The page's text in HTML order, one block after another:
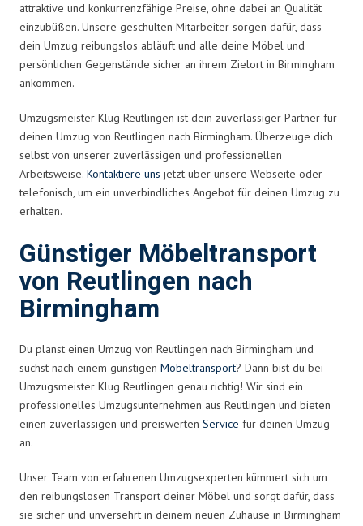
attraktive und konkurrenzfähige Preise, ohne dabei an Qualität
einzubüßen. Unsere geschulten Mitarbeiter sorgen dafür, dass
dein Umzug reibungslos abläuft und alle deine Möbel und
persönlichen Gegenstände sicher an ihrem Zielort in Birmingham
ankommen.
Umzugsmeister Klug Reutlingen ist dein zuverlässiger Partner für
deinen Umzug von Reutlingen nach Birmingham. Überzeuge dich
selbst von unserer zuverlässigen und professionellen
Arbeitsweise. Kontaktiere uns jetzt über unsere Webseite oder
telefonisch, um ein unverbindliches Angebot für deinen Umzug zu
erhalten.
Günstiger Möbeltransport
von Reutlingen nach
Birmingham
Du planst einen Umzug von Reutlingen nach Birmingham und
suchst nach einem günstigen Möbeltransport? Dann bist du bei
Umzugsmeister Klug Reutlingen genau richtig! Wir sind ein
professionelles Umzugsunternehmen aus Reutlingen und bieten
einen zuverlässigen und preiswerten Service für deinen Umzug
an.
Unser Team von erfahrenen Umzugsexperten kümmert sich um
den reibungslosen Transport deiner Möbel und sorgt dafür, dass
sie sicher und unversehrt in deinem neuen Zuhause in Birmingham